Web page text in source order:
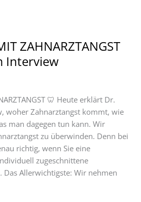
ZAHNARZTANGST
Interview
🦷 Heute erklärt Dr.
woher Zahnarztangst kommt, wie
man dagegen tun kann. Wir
zu überwinden. Denn bei
richtig, wenn Sie eine
zugeschnittene
Das Allerwichtigste: Wir nehmen